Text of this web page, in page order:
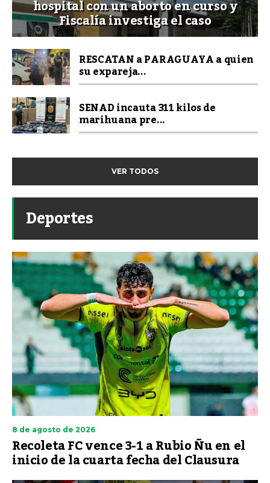
hospital con un aborto en curso y
Fiscalía investiga el caso
RESCATAN a PARAGUAYA a quien
su expareja...
SENAD incauta 311 kilos de
marihuana pre...
VER TODOS
Deportes
8 de agosto de 2026
Recoleta FC vence 3-1 a Rubio Ñu en el
inicio de la cuarta fecha del Clausura